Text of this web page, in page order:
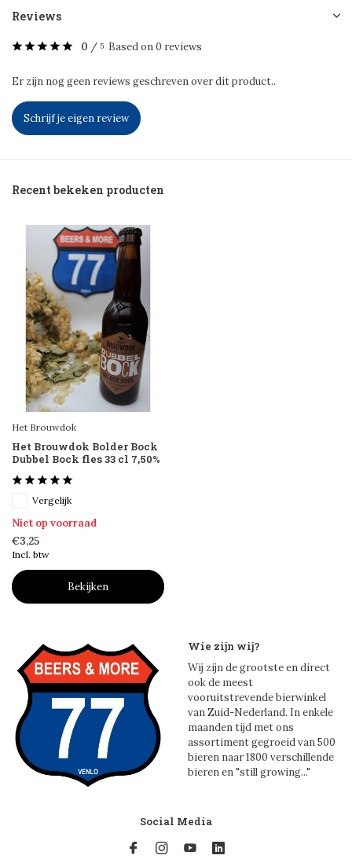
Reviews
0 / 5 Based on 0 reviews
Er zijn nog geen reviews geschreven over dit product..
Schrijf je eigen review
Recent bekeken producten
Het Brouwdok
Het Brouwdok Bolder Bock
Dubbel Bock fles 33 cl 7,50%
Vergelijk
Niet op voorraad
€3,25
Incl. btw
Bekijken
Wie zijn wij?
Wij zijn de grootste en direct
ook de meest
vooruitstrevende bierwinkel
van Zuid-Nederland. In enkele
maanden tijd met ons
assortiment gegroeid van 500
bieren naar 1800 verschillende
bieren en "still growing..."
Social Media